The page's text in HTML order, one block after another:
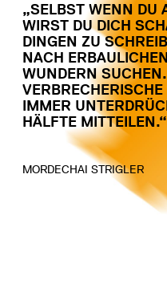
„SELBST WENN DU
WIRST DU DICH
DINGEN ZU
NACH
WUNDERN
IMMER
HÄLFTE MITTEILEN.“
MORDECHAI STRIGLER